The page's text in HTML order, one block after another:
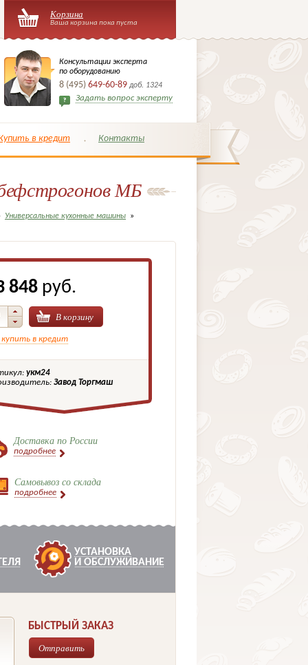
Корзина
Ваша корзина пока пуста
Консультации эксперта
по оборудованию
8 (495) 649-60-89 доб. 1324
Задать вопрос эксперту
в кредит Контакты
МБ
Универсальные кухонные машины »
848 руб.
В корзину
купить в кредит
укм24
Завод Торгмаш
Доставка по России
подробнее
Самовывоз со склада
подробнее
УСТАНОВКА
И ОБСЛУЖИВАНИЕ
БЫСТРЫЙ ЗАКАЗ
Отправить